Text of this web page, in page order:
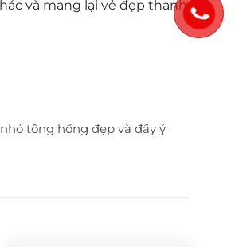
và mang lại vẻ đẹp thanh
tông hồng đẹp và đầy ý